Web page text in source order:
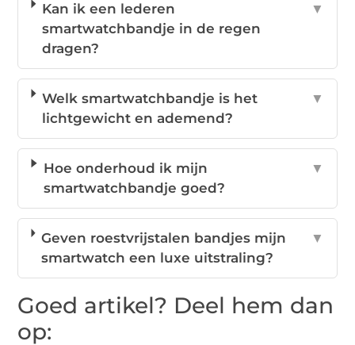
Kan ik een lederen
smartwatchbandje in de regen
dragen?
▼
Welk smartwatchbandje is het
lichtgewicht en ademend?
▼
Hoe onderhoud ik mijn
smartwatchbandje goed?
▼
Geven roestvrijstalen bandjes mijn
smartwatch een luxe uitstraling?
▼
Goed artikel? Deel hem dan
op: